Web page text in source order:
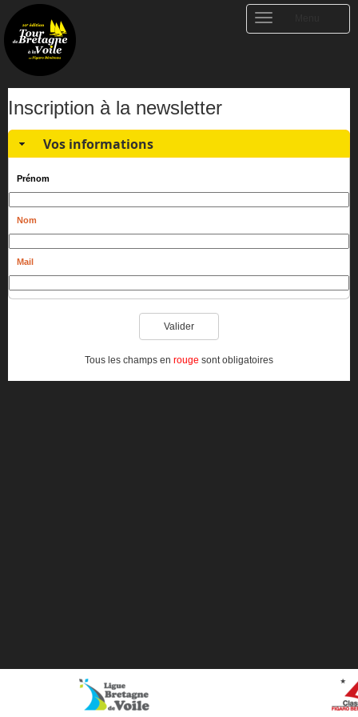
Toggle
navigation
Inscription à la newsletter
Vos informations
Prénom
Nom
Mail
Tous les champs en rouge sont obligatoires